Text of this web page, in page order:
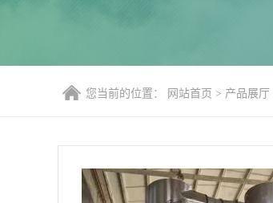
您当前的位置： 网站首页 > 产品展厅